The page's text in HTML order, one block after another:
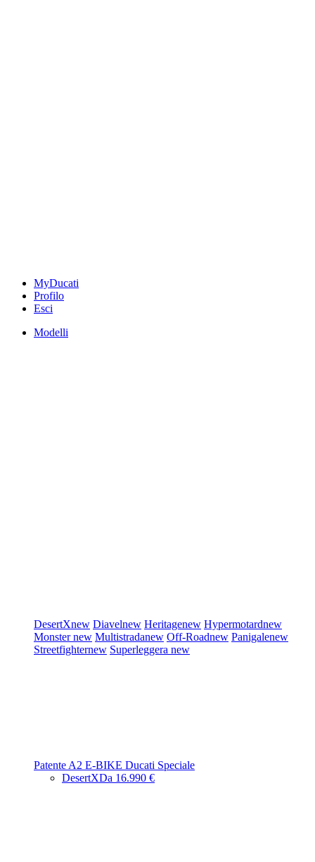
MyDucati
Profilo
Esci
Modelli
DesertXnew Diavelnew Heritagenew Hypermotardnew
Monsternew Multistradanew Off-Roadnew Panigalenew
Streetfighternew Superleggera new
Patente A2 E-BIKE Ducati Speciale
DesertXDa 16.990 €